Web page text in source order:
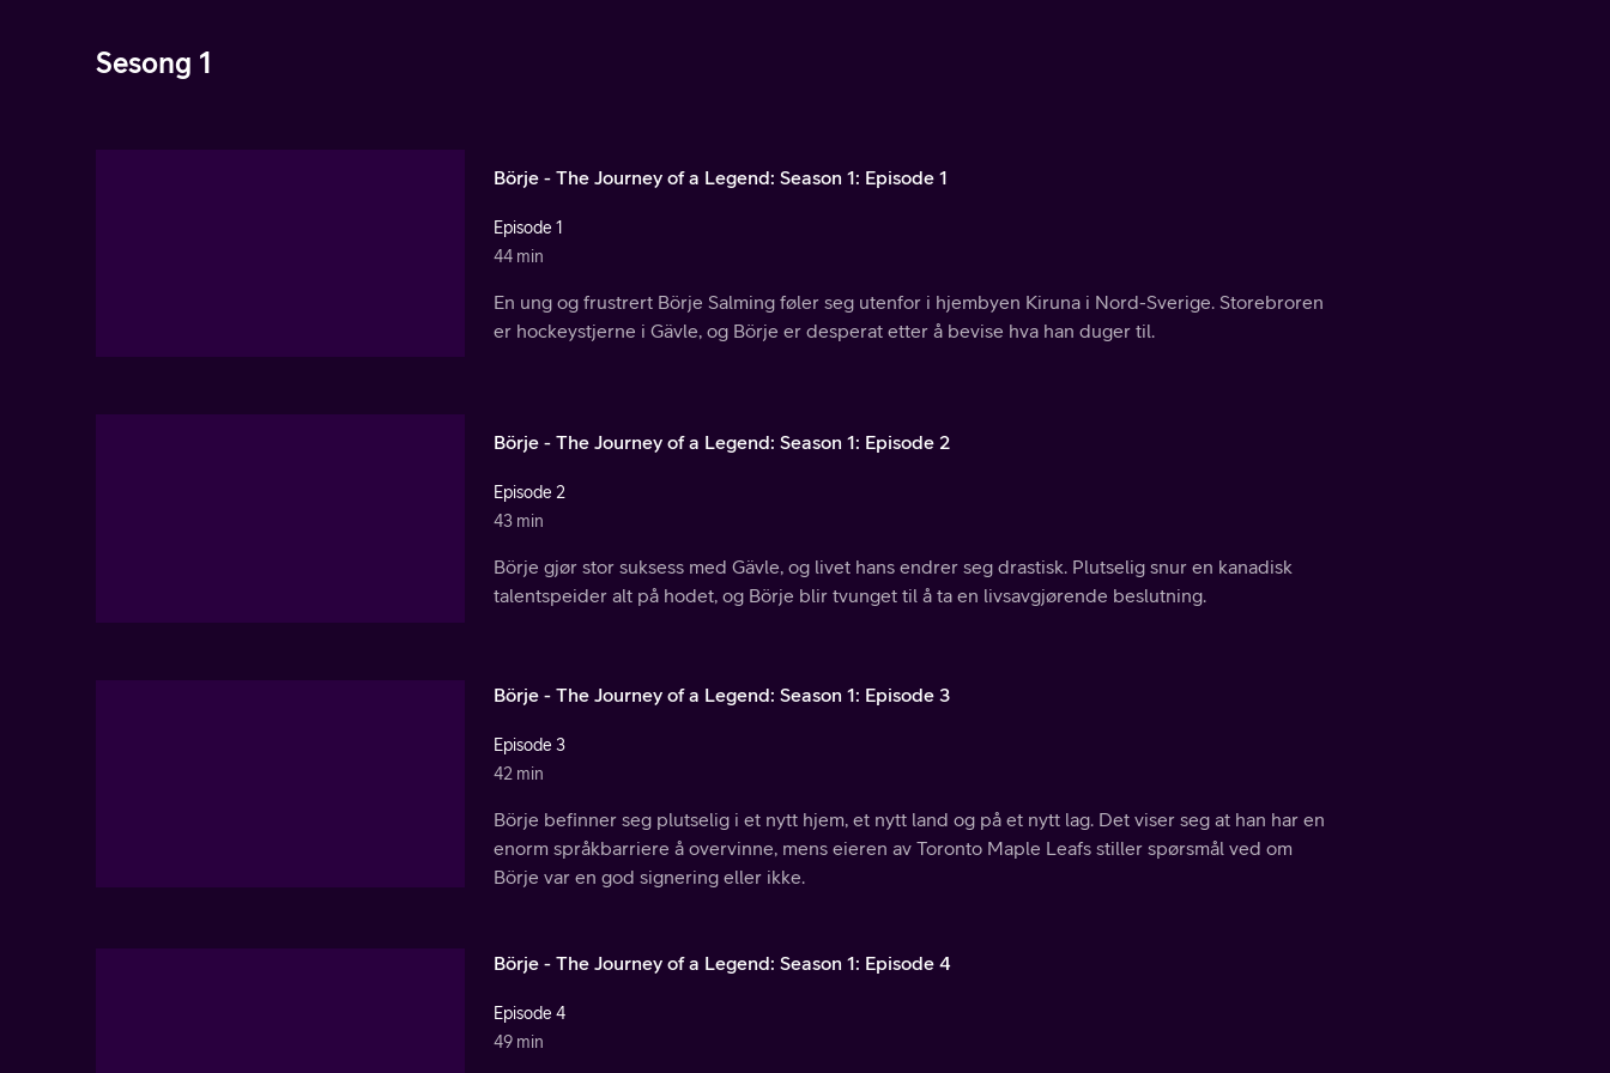
Sesong 1
Börje - The Journey of a Legend: Season 1: Episode 1
Episode 1
44 min
En ung og frustrert Börje Salming føler seg utenfor i hjembyen Kiruna i Nord-Sverige. Storebroren
er hockeystjerne i Gävle, og Börje er desperat etter å bevise hva han duger til.
Börje - The Journey of a Legend: Season 1: Episode 2
Episode 2
43 min
Börje gjør stor suksess med Gävle, og livet hans endrer seg drastisk. Plutselig snur en kanadisk
talentspeider alt på hodet, og Börje blir tvunget til å ta en livsavgjørende beslutning.
Börje - The Journey of a Legend: Season 1: Episode 3
Episode 3
42 min
Börje befinner seg plutselig i et nytt hjem, et nytt land og på et nytt lag. Det viser seg at han har en
enorm språkbarriere å overvinne, mens eieren av Toronto Maple Leafs stiller spørsmål ved om
Börje var en god signering eller ikke.
Börje - The Journey of a Legend: Season 1: Episode 4
Episode 4
49 min